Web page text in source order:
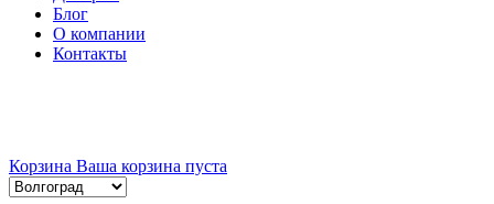
Блог
О компании
Контакты
Корзина Ваша корзина пуста